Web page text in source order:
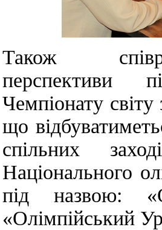
Також
перспективи
Чемпіонату світу
що
спільних
Національного
під назвою:
«Олімпійський